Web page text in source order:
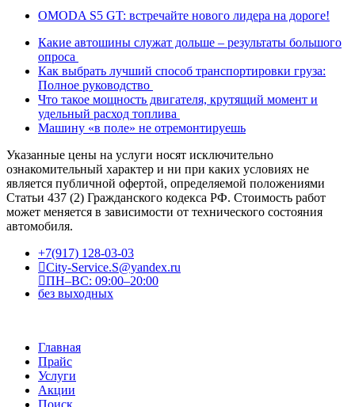
OMODA S5 GT: встречайте нового лидера на дороге!
Какие автошины служат дольше – результаты большого
опроса
Как выбрать лучший способ транспортировки груза:
Полное руководство
Что такое мощность двигателя, крутящий момент и
удельный расход топлива
Машину «в поле» не отремонтируешь
Указанные цены на услуги носят исключительно
ознакомительный характер и ни при каких условиях не
является публичной офертой, определяемой положениями
Статьи 437 (2) Гражданского кодекса РФ. Стоимость работ
может меняется в зависимости от технического состояния
автомобиля.
+7(917) 128-03-03
City-Service.S@yandex.ru
ПН–ВС: 09:00–20:00
без выходных
Главная
Прайс
Услуги
Акции
Поиск